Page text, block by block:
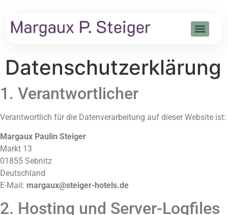
Inhalt
springen
Datenschutzerklärung
1. Verantwortlicher
Verantwortlich für die Datenverarbeitung auf dieser Website ist:
Margaux Paulin Steiger
Markt 13
01855 Sebnitz
Deutschland
E-Mail: margaux@steiger-hotels.de
2. Hosting und Server-Logfiles